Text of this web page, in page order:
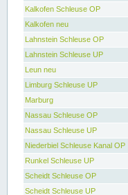
Kalkofen Schleuse OP
Kalkofen neu
Lahnstein Schleuse OP
Lahnstein Schleuse UP
Leun neu
Limburg Schleuse UP
Marburg
Nassau Schleuse OP
Nassau Schleuse UP
Niederbiel Schleuse Kanal OP
Runkel Schleuse UP
Scheidt Schleuse OP
Scheidt Schleuse UP